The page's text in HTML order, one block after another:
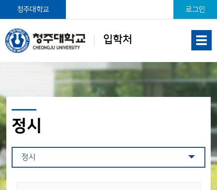
입학처
청주대학교 로그인
정시
정시